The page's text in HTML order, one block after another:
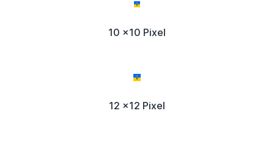
10 x10 Pixel
12 x12 Pixel